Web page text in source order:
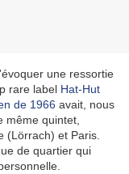
une ressortie
rare label Hat-Hut
de 1966 avait, nous
même quintet,
(Lörrach) et Paris.
de quartier qui